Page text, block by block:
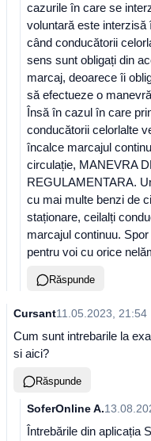
cazurile în care se
voluntară este interzisă
când conducătorii
sens sunt obligați din
marcaj, deoarece îi
să efectueze o
Însă în cazul în care
conducătorii celorlalte
încalce marcajul
circulație, MANEVRA
REGULAMENTARA.
cu mai multe benzi de
staționare, ceilalți
marcajul continuu.
pentru voi cu orice
Răspunde
Cursant11.05.2023, 21:54
Cum sunt intrebarile la
si aici?
Răspunde
SoferOnline A.
Întrebările din aplicația